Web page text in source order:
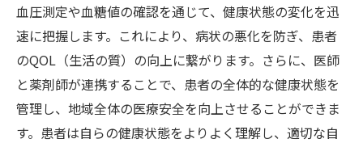
血圧測定や血糖値の確認を通じて、健康状態の変化を迅
速に把握します。これにより、病状の悪化を防ぎ、患者
のQOL（生活の質）の向上に繋がります。さらに、医師
と薬剤師が連携することで、患者の全体的な健康状態を
管理し、地域全体の医療安全を向上させることができま
す。患者は自らの健康状態をよりよく理解し、適切な自